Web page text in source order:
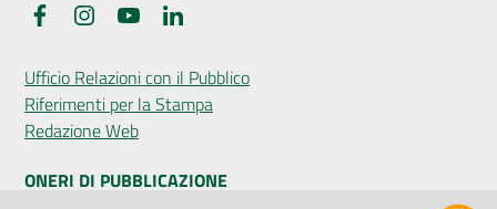
FacebookInstagramYouTube
Ufficio Relazioni con il Pubblico
Riferimenti per la Stampa
Redazione Web
ONERI DI PUBBLICAZIONE